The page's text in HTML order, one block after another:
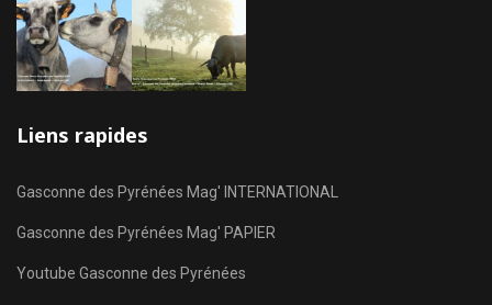
Liens rapides
Gasconne des Pyrénées Mag' INTERNATIONAL
Gasconne des Pyrénées Mag' PAPIER
Youtube Gasconne des Pyrénées